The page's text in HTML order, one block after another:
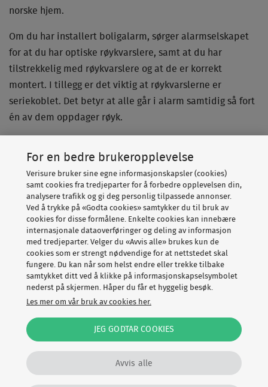
norske hjem.
Om du har installert boligalarm, sørger alarmselskapet
for at du har optiske røykvarslere, samt at du har
tilstrekkelig med røykvarslere og at de er korrekt
montert. I tillegg er det viktig at røykvarslerne er
seriekoblet. Det betyr at alle går i alarm samtidig så fort
én av dem oppdager røyk.
samt koblet til enalarmstasjon. Om det skulle oppstå
branntilløp og røykutvikling hjemme hos deg, blir du og
familien vekket av en sirene - og med de nyeste
systemene også en stemme fra ALLE røykvarslerne som
forteller at det brenner. Dessuten varsles alarmstasjonen
umiddelbart og iverksetter riktige tiltak, sier
sikkerhetsekspert Dagfinn Thorkildsen i Verisure.
LES MER OM VERISURES BRANNALARM MED
OPTISKE, SERIEKOBLEDE RØYKVARSLERE
For en bedre brukeropplevelse
Verisure bruker sine egne informasjonskapsler (cookies)
samt cookies fra tredjeparter for å forbedre opplevelsen din,
analysere trafikk og gi deg personlig tilpassede annonser.
Ved å trykke på «Godta cookies» samtykker du til bruk av
cookies for disse formålene. Enkelte cookies kan innebære
internasjonale dataoverføringer og deling av informasjon
med tredjeparter. Velger du «Avvis alle» brukes kun de
cookies som er strengt nødvendige for at nettstedet skal
fungere. Du kan når som helst endre eller trekke tilbake
samtykket ditt ved å klikke på informasjonskapselsymbolet
nederst på skjermen. Håper du får et hyggelig besøk.
Les mer om vår bruk av cookies her.
Avvis alle
JEG GODTAR COOKIES